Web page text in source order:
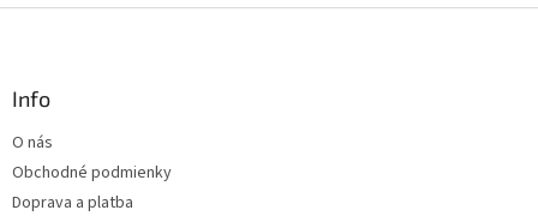
v
Info
O nás
Obchodné podmienky
Doprava a platba